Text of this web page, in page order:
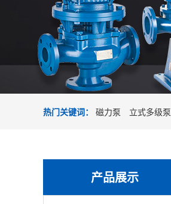
热门关键词： 磁力泵 立式多级泵
产品展示